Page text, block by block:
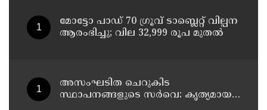
മോട്ടോ പാഡ് 70 ഗ്രൂവ് ടാബ്ലെറ്റ് വില്പന
ആരംഭിച്ചു; വില 32,999 രൂപ മുതൽ
അസംഘടിത ചെറുകിട
സ്ഥാപനങ്ങളുടെ സർവെ: കൃത്യമായ